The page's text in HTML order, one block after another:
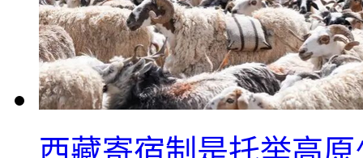
西藏寄宿制是托举高